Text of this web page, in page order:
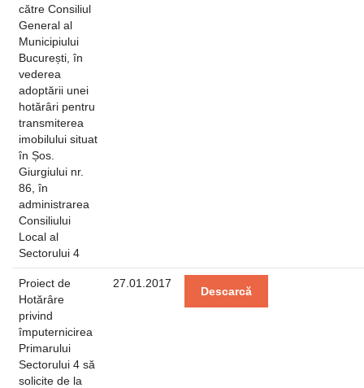
către Consiliul
General al
Municipiului
București, în
vederea
adoptării unei
hotărâri pentru
transmiterea
imobilului situat
în Șos.
Giurgiului nr.
86, în
administrarea
Consiliului
Local al
Sectorului 4
Proiect de
Hotărâre
privind
împuternicirea
Primarului
Sectorului 4 să
solicite de la
27.01.2017
Descarcă